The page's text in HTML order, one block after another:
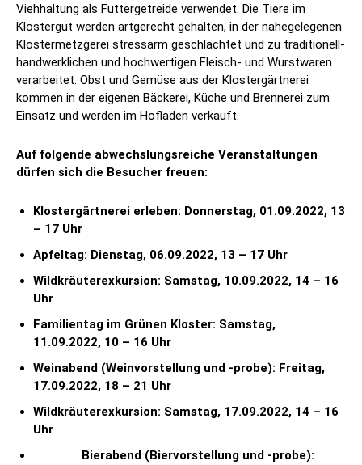
Viehhaltung als Futtergetreide verwendet. Die Tiere im
Klostergut werden artgerecht gehalten, in der nahegelegenen
Klostermetzgerei stressarm geschlachtet und zu traditionell-
handwerklichen und hochwertigen Fleisch- und Wurstwaren
verarbeitet. Obst und Gemüse aus der Klostergärtnerei
kommen in der eigenen Bäckerei, Küche und Brennerei zum
Einsatz und werden im Hofladen verkauft.
Auf folgende abwechslungsreiche Veranstaltungen
dürfen sich die Besucher freuen:
Klostergärtnerei erleben: Donnerstag, 01.09.2022, 13
– 17 Uhr
Apfeltag: Dienstag, 06.09.2022, 13 – 17 Uhr
Wildkräuterexkursion: Samstag, 10.09.2022, 14 – 16
Uhr
Familientag im Grünen Kloster: Samstag,
11.09.2022, 10 – 16 Uhr
Weinabend (Weinvorstellung und -probe): Freitag,
17.09.2022, 18 – 21 Uhr
Wildkräuterexkursion: Samstag, 17.09.2022, 14 – 16
Uhr
Bierabend (Biervorstellung und -probe):